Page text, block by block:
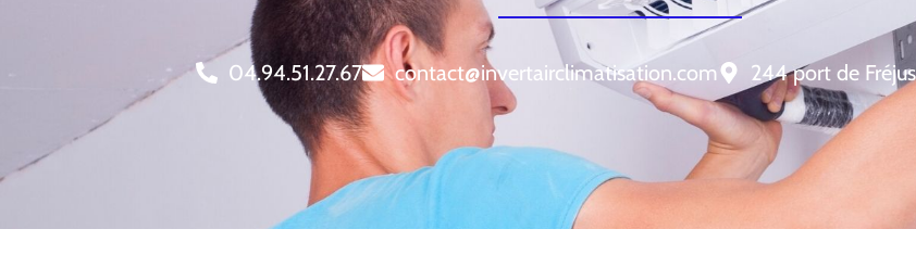
04.94.51.27.67 contact@invertairclimatisation.com 244 port de